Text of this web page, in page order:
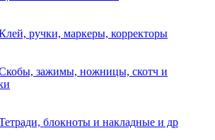
ручки, маркеры, корректоры
зажимы, ножницы, скотч и
блокноты и накладные и др